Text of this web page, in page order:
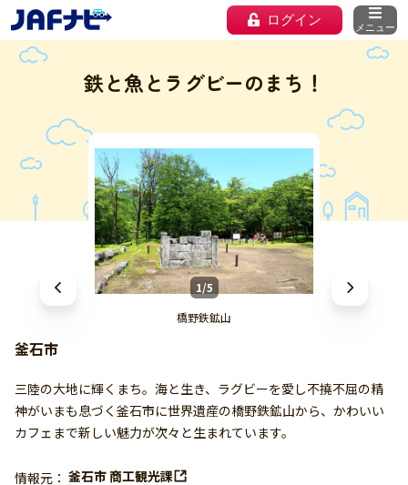
ログイン メニュー
鉄と魚とラグビーのまち！
1/5
橋野鉄鉱山
釜石市
三陸の大地に輝くまち。海と生き、ラグビーを愛し不撓不屈の精
神がいまも息づく釜石市に世界遺産の橋野鉄鉱山から、かわいい
カフェまで新しい魅力が次々と生まれています。
情報元： 釜石市 商工観光課